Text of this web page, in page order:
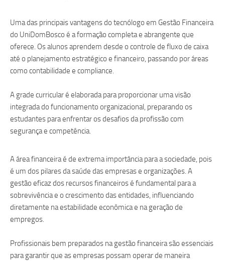
Uma das principais vantagens do tecnólogo em Gestão Financeira
do UniDomBosco é a formação completa e abrangente que
oferece. Os alunos aprendem desde o controle de fluxo de caixa
até o planejamento estratégico e financeiro, passando por áreas
como contabilidade e compliance.
A grade curricular é elaborada para proporcionar uma visão
integrada do funcionamento organizacional, preparando os
estudantes para enfrentar os desafios da profissão com
segurança e competência.
A área financeira é de extrema importância para a sociedade, pois
é um dos pilares da saúde das empresas e organizações. A
gestão eficaz dos recursos financeiros é fundamental para a
sobrevivência e o crescimento das entidades, influenciando
diretamente na estabilidade econômica e na geração de
empregos.
Profissionais bem preparados na gestão financeira são essenciais
para garantir que as empresas possam operar de maneira